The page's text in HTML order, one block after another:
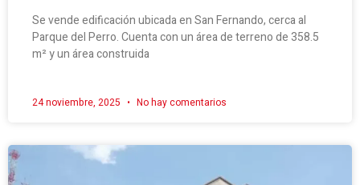
Se vende edificación ubicada en San Fernando, cerca al
Parque del Perro. Cuenta con un área de terreno de 358.5
m² y un área construida
24 noviembre, 2025 No hay comentarios